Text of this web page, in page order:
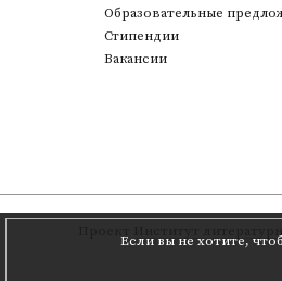
Если вы не хотите,
Образовательные
Стипендии
Вакансии
Институт